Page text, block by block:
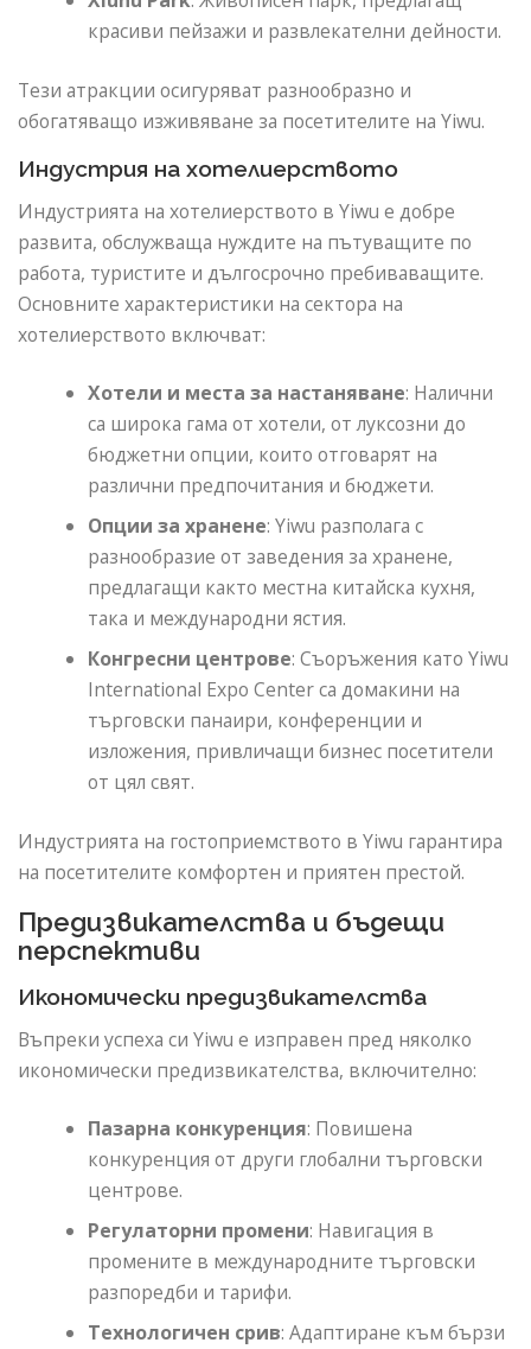
красиви пейзажи и развлекателни дейности.
Тези атракции осигуряват разнообразно и
обогатяващо изживяване за посетителите на Yiwu.
Индустрия на хотелиерството
Индустрията на хотелиерството в Yiwu е добре
развита, обслужваща нуждите на пътуващите по
работа, туристите и дългосрочно пребиваващите.
Основните характеристики на сектора на
хотелиерството включват:
Хотели и места за настаняване: Налични
са широка гама от хотели, от луксозни до
бюджетни опции, които отговарят на
различни предпочитания и бюджети.
Опции за хранене: Yiwu разполага с
разнообразие от заведения за хранене,
предлагащи както местна китайска кухня,
така и международни ястия.
Конгресни центрове: Съоръжения като Yiwu
International Expo Center са домакини на
търговски панаири, конференции и
изложения, привличащи бизнес посетители
от цял ​​свят.
Индустрията на гостоприемството в Yiwu гарантира
на посетителите комфортен и приятен престой.
Предизвикателства и бъдещи
перспективи
Икономически предизвикателства
Въпреки успеха си Yiwu е изправен пред няколко
икономически предизвикателства, включително:
Пазарна конкуренция: Повишена
конкуренция от други глобални търговски
центрове.
Регулаторни промени: Навигация в
промените в международните търговски
разпоредби и тарифи.
Технологичен срив: Адаптиране към бързи